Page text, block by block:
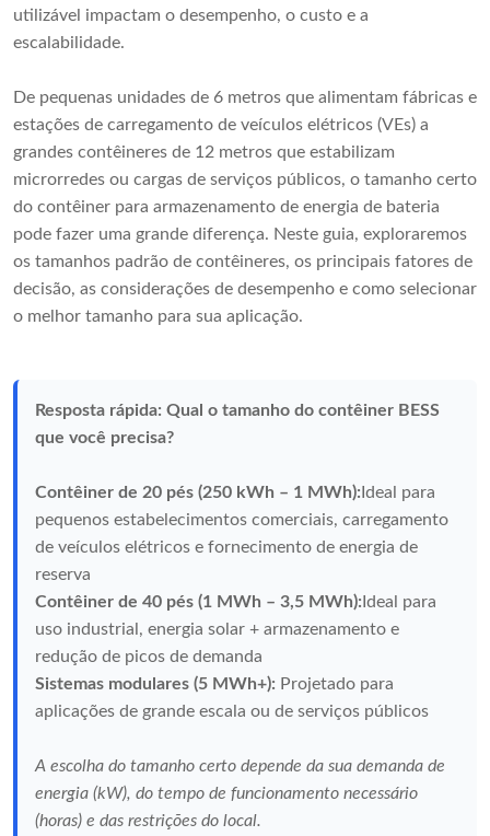
utilizável impactam o desempenho, o custo e a
escalabilidade.
De pequenas unidades de 6 metros que alimentam fábricas e
estações de carregamento de veículos elétricos (VEs) a
grandes contêineres de 12 metros que estabilizam
microrredes ou cargas de serviços públicos, o tamanho certo
do contêiner para armazenamento de energia de bateria
pode fazer uma grande diferença. Neste guia, exploraremos
os tamanhos padrão de contêineres, os principais fatores de
decisão, as considerações de desempenho e como selecionar
o melhor tamanho para sua aplicação.
Resposta rápida: Qual o tamanho do contêiner BESS
que você precisa?
Contêiner de 20 pés (250 kWh – 1 MWh): Ideal para
pequenos estabelecimentos comerciais, carregamento
de veículos elétricos e fornecimento de energia de
reserva
Contêiner de 40 pés (1 MWh – 3,5 MWh): Ideal para
uso industrial, energia solar + armazenamento e
redução de picos de demanda
Sistemas modulares (5 MWh+): Projetado para
aplicações de grande escala ou de serviços públicos
A escolha do tamanho certo depende da sua demanda de
energia (kW), do tempo de funcionamento necessário
(horas) e das restrições do local.